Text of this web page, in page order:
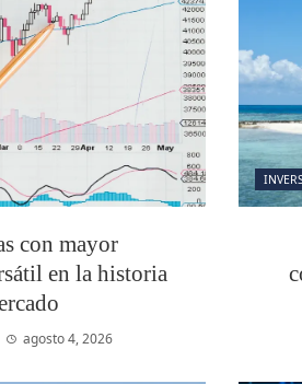
con mayor
en la historia
agosto 4, 2026